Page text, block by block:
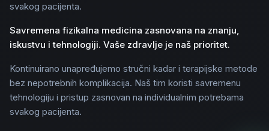
svakog pacijenta.
Savremena fizikalna medicina zasnovana na znanju,
iskustvu i tehnologiji. Vaše zdravlje je naš prioritet.
Kontinuirano unapređujemo stručni kadar i terapijske metode
bez nepotrebnih komplikacija. Naš tim koristi savremenu
tehnologiju i pristup zasnovan na individualnim potrebama
svakog pacijenta.